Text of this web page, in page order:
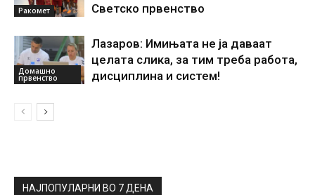
Ракомет
Светско првенство
Домашно
првенство
Лазаров: Имињата не ја даваат
целата слика, за тим треба работа,
дисциплина и систем!
НАЈПОПУЛАРНИ ВО 7 ДЕНА